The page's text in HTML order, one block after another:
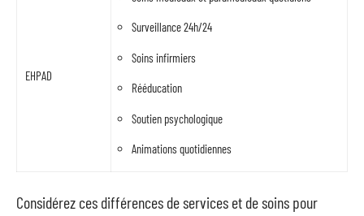
EHPAD
Surveillance 24h/24
Soins infirmiers
Rééducation
Soutien psychologique
Animations quotidiennes
Considérez ces différences de services et de soins pour